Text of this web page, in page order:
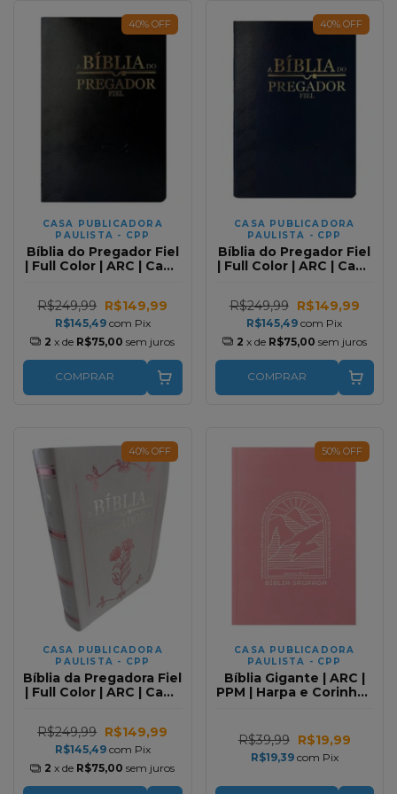
40% OFF
CASA PUBLICADORA
PAULISTA - CPP
Bíblia do Pregador Fiel
| Full Color | ARC | Capa
R$249,99 R$149,99
R$145,49 com Pix
2 x de R$75,00 sem juros
COMPRAR
40% OFF
CASA PUBLICADORA
PAULISTA - CPP
Bíblia do Pregador Fiel
| Full Color | ARC | Capa
R$249,99 R$149,99
R$145,49com Pix
2 x de R$75,00 sem juros
COMPRAR
40% OFF
CASA PUBLICADORA
PAULISTA - CPP
Bíblia da Pregadora Fiel
| Full Color | ARC | Capa
R$249,99 R$149,99
R$145,49 com Pix
2 x de R$75,00 sem juros
50% OFF
CASA PUBLICADORA
PAULISTA - CPP
Bíblia Gigante | ARC |
PPM | Harpa e Corinhos
Deus Azul - Salmos 121
R$39,99 R$19,99
R$19,39 com Pix